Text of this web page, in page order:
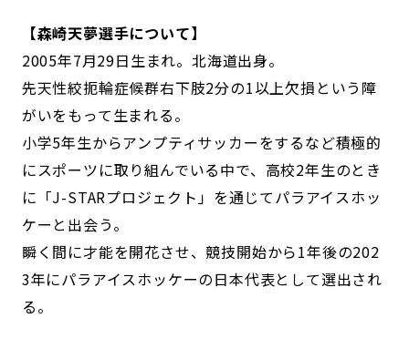
【森崎天夢選手について】
2005年7月29日生まれ。北海道出身。
先天性絞扼輪症候群右下肢2分の1以上欠損という障
がいをもって生まれる。
小学5年生からアンプティサッカーをするなど積極的
にスポーツに取り組んでいる中で、高校2年生のとき
に「J-STARプロジェクト」を通じてパラアイスホッ
ケーと出会う。
瞬く間に才能を開花させ、競技開始から1年後の202
3年にパラアイスホッケーの日本代表として選出され
る。